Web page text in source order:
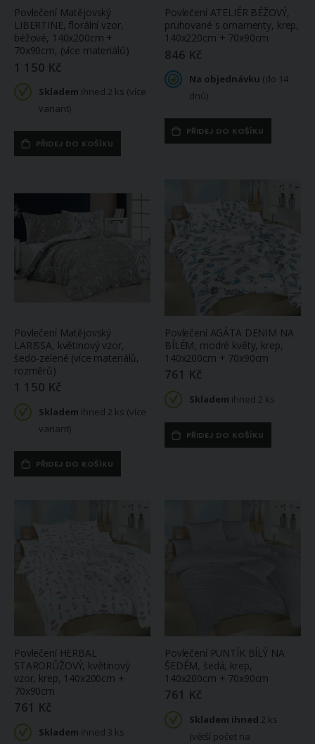
Povlečení Matějovský
LIBERTINE, florální vzor,
béžové, 140x200cm +
70x90cm, (více materiálů)
1 150 Kč
Skladem ihned 2 ks (více
variant)
PŘIDEJ DO KOŠÍKU
Povlečení ATELIÉR BÉŽOVÝ,
pruhované s ornamenty, krep,
140x220cm + 70x90cm
846 Kč
Na objednávku (do 14
dnů)
PŘIDEJ DO KOŠÍKU
Povlečení Matějovský
LARISSA, květinový vzor,
šedo-zelené (více materiálů,
rozměrů)
1 150 Kč
Skladem ihned 2 ks (více
variant)
PŘIDEJ DO KOŠÍKU
Povlečení AGÁTA DENIM NA
BÍLÉM, modré květy, krep,
140x200cm + 70x90cm
761 Kč
Skladem ihned 2 ks
PŘIDEJ DO KOŠÍKU
Povlečení HERBAL
STARORŮŽOVÝ, květinový
vzor, krep, 140x200cm +
70x90cm
761 Kč
Skladem ihned 3 ks
Povlečení PUNTÍK BÍLÝ NA
ŠEDÉM, šedá, krep,
140x200cm + 70x90cm
761 Kč
Skladem ihned 2 ks
(větší počet na